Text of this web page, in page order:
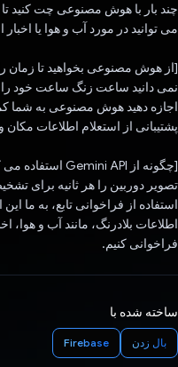
چند بار با هوش مصنوعی چت کنید
می توانید در مورد آب و هوا یا اخبار
[از هوش مصنوعی بخواهید تا زمان
نمی دانید ساعت زنگ ساعت خود را
اجازه دهید هوش مصنوعی به شما
پشتیبانی از استعلام اطلاعات
[چگونه از Gemini API استفاده می کنیم]
اطلاعات بلادرنگ، مانند آب و هوا،
فراخوانی کنیم.
ساخته شده با
بال زدن Firebase